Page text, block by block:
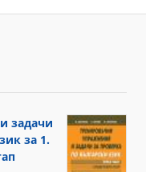
задачи
за 1.